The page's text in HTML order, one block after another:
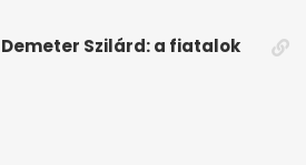
Demeter Szilárd: a fiatalok